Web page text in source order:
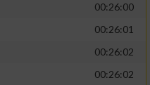
00:26:00
00:26:01
00:26:02
00:26:02